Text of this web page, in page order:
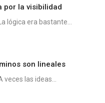
por la visibilidad
lógica era bastante...
son lineales
veces las ideas...